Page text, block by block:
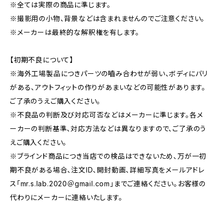
※全ては実際の商品に準じます。
※撮影用の小物、背景などは含まれませんのでご注意ください。
※メーカーは最終的な解釈権を有します。
【初期不良について】
※海外工場製品につきパーツの嚙み合わせが弱い、ボディにバリ
がある、アウトフィットの作りがあまいなどの可能性があります。
ご了承のうえご購入ください。
※不良品の判断及び対応可否などはメーカーに準じます。各メ
ーカーの判断基準、対応方法などは異なりますので、ご了承のう
えご購入ください。
※ブラインド商品につき当店での検品はできないため、万が一初
期不良がある場合、注文ID、開封動画、詳細写真をメールアドレ
ス「mr.s.lab.2020＠gmail.com」までご連絡ください。お客様の
代わりにメーカーに連絡いたします。